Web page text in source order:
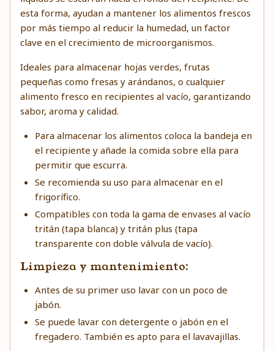
esta forma, ayudan a mantener los alimentos frescos
por más tiempo al reducir la humedad, un factor
clave en el crecimiento de microorganismos.
Ideales para almacenar hojas verdes, frutas
pequeñas como fresas y arándanos, o cualquier
alimento fresco en recipientes al vacío, garantizando
sabor, aroma y calidad.
Para almacenar los alimentos coloca la bandeja en
el recipiente y añade la comida sobre ella para
permitir que escurra.
Se recomienda su uso para almacenar en el
frigorífico.
Compatibles con toda la gama de envases al vacío
tritán (tapa blanca) y tritán plus (tapa
transparente con doble válvula de vacío).
Limpieza y mantenimiento:
Antes de su primer uso lavar con un poco de
jabón.
Se puede lavar con detergente o jabón en el
fregadero. También es apto para el lavavajillas.